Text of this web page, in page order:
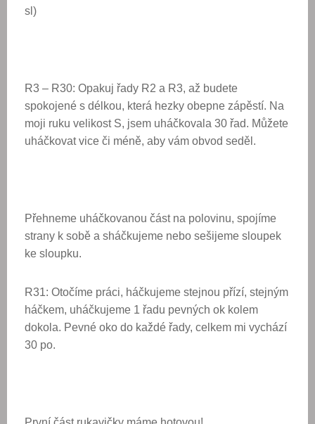
sl)
R3 – R30: Opakuj řady R2 a R3, až budete
spokojené s délkou, která hezky obepne zápěstí. Na
moji ruku velikost S, jsem uháčkovala 30 řad. Můžete
uháčkovat vice či méně, aby vám obvod seděl.
Přehneme uháčkovanou část na polovinu, spojíme
strany k sobě a sháčkujeme nebo sešijeme sloupek
ke sloupku.
R31: Otočíme práci, háčkujeme stejnou přízí, stejným
háčkem, uháčkujeme 1 řadu pevných ok kolem
dokola. Pevné oko do každé řady, celkem mi vychází
30 po.